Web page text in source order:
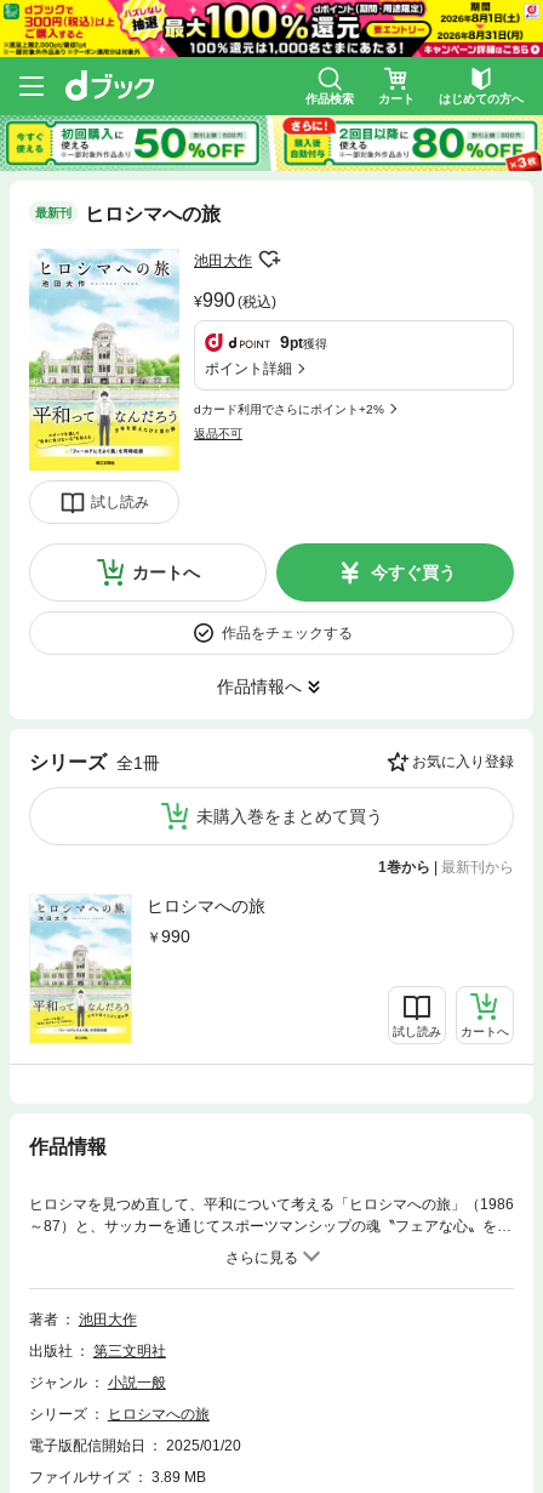
作品検索 カート はじめての方へ
最新刊 ヒロシマへの旅
試し読み
池田大作
990(税込)
9pt獲得
ポイント詳細
dカード利用でさらにポイント+2%
返品不可
カートへ 今すぐ買う
作品をチェックする
作品情報へ
シリーズ 全1冊 お気に入り登録
未購入巻をまとめて買う
1巻から | 最新刊から
ヒロシマへの旅
990
試し読み カートへ
作品情報
ヒロシマを見つめ直して、平和について考える「ヒロシマへの旅」（1986
～87）と、サッカーを通じてスポーツマンシップの魂〝フェアな心〟を描
いた「フィールドにそよぐ風」（1988～89）の２つの青春小説を収録
し、装いも新たに待望の発刊。「ヒロシマへの旅」−−宿命の嵐に苦悩する
友人・中村君。どうすることもできない一城は、おばの八重子のいる広島
へと向かう。広島城、縮景園、原爆ドームを回り、八重子から被爆体験と
だ、原爆の悲惨さ、命の尊さについて綴る。「フィールドにそよぐ風」−
−サッカー強豪校から転校してきた早乙女剣司は、紅白戦で、同級生の風
は剣司に人間として大切な「フェアプレー」の精神を伝える。中学校のサ
ッカー部を舞台に、そこで活躍する剣司と竜太をとおして、フェアに真に
徹するとき発揮される人間の可能性と友情について描く。主に中学生向け
に書かれた２つの小説には、未来の主役である青少年たちに〝心の宝〟を
著者
池田大作
出版社
第三文明社
ジャンル
小説一般
シリーズ
ヒロシマへの旅
電子版配信開始日
2025/01/20
ファイルサイズ
3.89 MB